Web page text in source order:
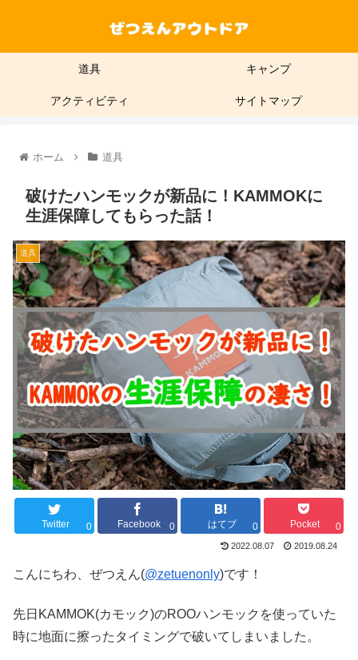
道具 キャンプ
アクティビティ サイトマップ
ホーム 道具
破けたハンモックが新品に！KAMMOKに
生涯保障してもらった話！
道具
Twitter 0 Facebook 0 はてブ 0 Pocket 0
2022.08.07 2019.08.24
こんにちわ、ぜつえん(@zetuenonly)です！
先日KAMMOK(カモック)のROOハンモックを使っていた
時に地面に擦ったタイミングで破いてしまいました。